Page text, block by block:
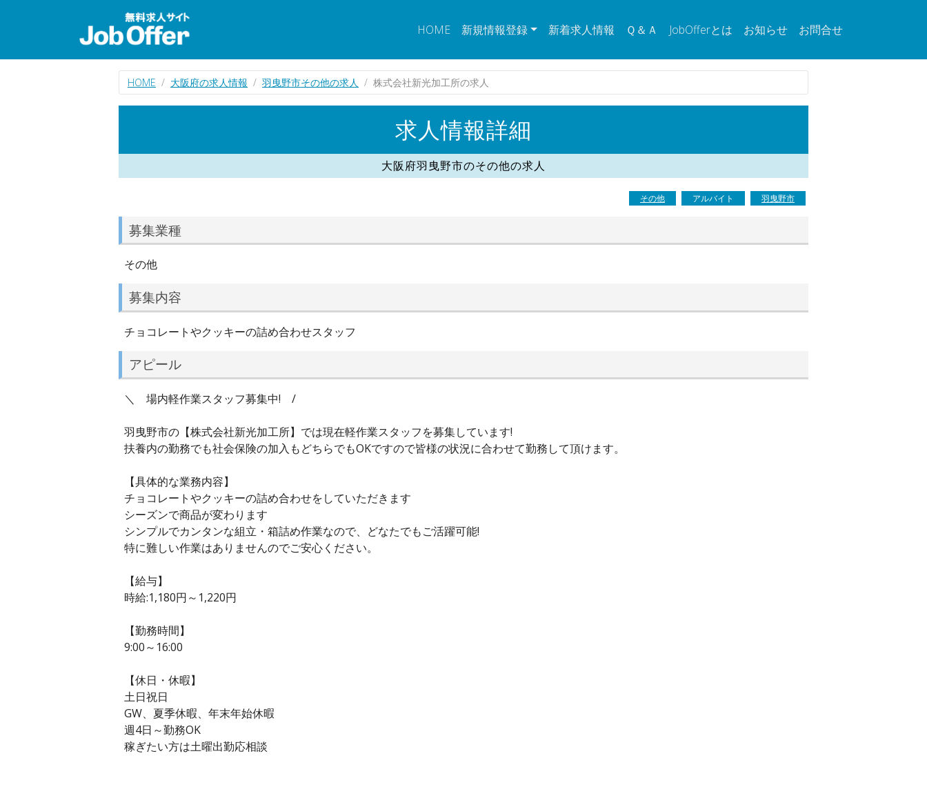
HOME 新規情報登録 新着求人情報 Ｑ＆Ａ JobOfferとは お知らせ お問合せ
HOME 大阪府の求人情報 羽曳野市その他の求人 株式会社新光加工所の求人
求人情報詳細
大阪府羽曳野市のその他の求人
その他 アルバイト 羽曳野市
募集業種
その他
募集内容
チョコレートやクッキーの詰め合わせスタッフ
アピール
＼ 場内軽作業スタッフ募集中! /
羽曳野市の【株式会社新光加工所】では現在軽作業スタッフを募集しています!
扶養内の勤務でも社会保険の加入もどちらでもOKですので皆様の状況に合わせて勤務して頂けます。
【具体的な業務内容】
チョコレートやクッキーの詰め合わせをしていただきます
シーズンで商品が変わります
シンプルでカンタンな組立・箱詰め作業なので、どなたでもご活躍可能!
特に難しい作業はありませんのでご安心ください。
【給与】
時給:1,180円～1,220円
【勤務時間】
9:00～16:00
【休日・休暇】
土日祝日
GW、夏季休暇、年末年始休暇
週4日～勤務OK
稼ぎたい方は土曜出勤応相談